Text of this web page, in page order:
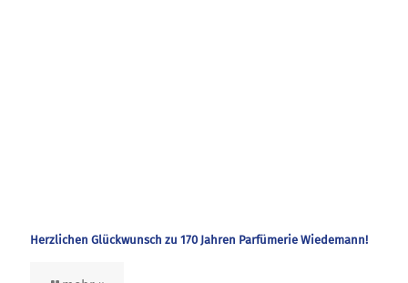
Herzlichen Glückwunsch zu 170 Jahren Parfümerie Wiedemann!